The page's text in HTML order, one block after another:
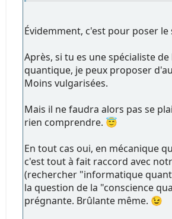
Évidemment, c'est pour poser
Après, si tu es une spécialiste
quantique, je peux proposer
Moins vulgarisées.
Mais il ne faudra alors pas se
rien comprendre. 😇
En tout cas oui, en mécanique
c'est tout à fait raccord avec
(rechercher "informatique
la question de la "conscience
prégnante. Brûlante même. 😉